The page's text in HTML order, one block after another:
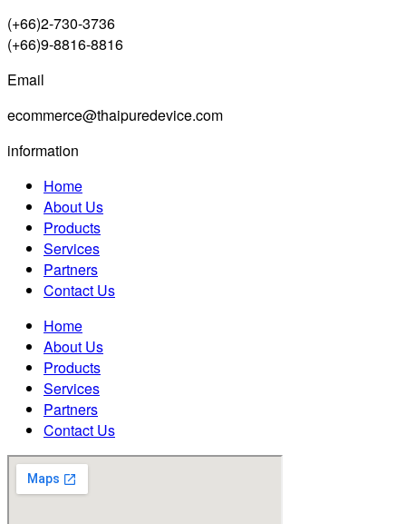
(+66)2-730-3736
(+66)9-8816-8816
Email
ecommerce@thaipuredevice.com
information
Home
About Us
Products
Services
Partners
Contact Us
Home
About Us
Products
Services
Partners
Contact Us